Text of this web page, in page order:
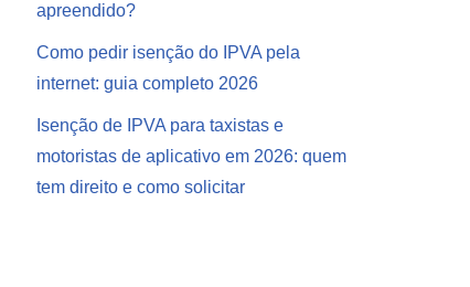
apreendido?
Como pedir isenção do IPVA pela
internet: guia completo 2026
Isenção de IPVA para taxistas e
motoristas de aplicativo em 2026: quem
tem direito e como solicitar